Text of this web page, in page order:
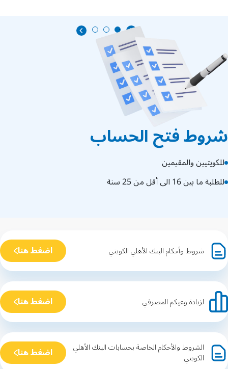
شروط فتح الحساب
للكويتيين والمقيمين
للطلبة ما بين 16 الى أقل من 25 سنة
شروط وأحكام البنك الأهلي الكويتي اضغط هنا
لزيادة وعيكم المصرفي اضغط هنا
الشروط والأحكام الخاصة بحسابات البنك الأهلي
الكويتي اضغط هنا